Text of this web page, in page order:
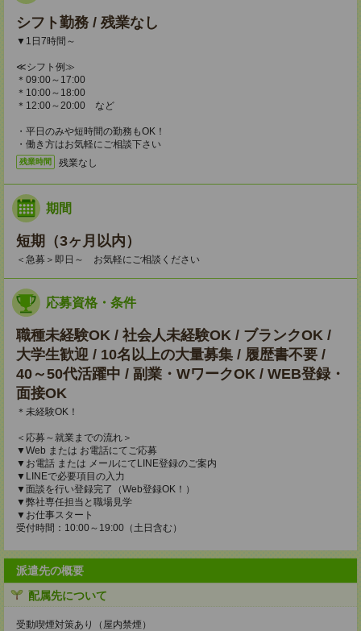
シフト勤務 / 残業なし
▼1日7時間～
≪シフト例≫
＊09:00～17:00
＊10:00～18:00
＊12:00～20:00 など
・平日のみや短時間の勤務もOK！
・働き方はお気軽にご相談下さい
残業時間 残業なし
期間
短期（3ヶ月以内）
＜急募＞即日～ お気軽にご相談ください
応募資格・条件
職種未経験OK / 社会人未経験OK / ブランクOK /
大学生歓迎 / 10名以上の大量募集 / 履歴書不要 /
40～50代活躍中 / 副業・WワークOK / WEB登録・
面接OK
＊未経験OK！
＜応募～就業までの流れ＞
▼Web または お電話にてご応募
▼お電話 または メールにてLINE登録のご案内
▼LINEで必要項目の入力
▼面談を行い登録完了（Web登録OK！）
▼弊社専任担当と職場見学
▼お仕事スタート
受付時間：10:00～19:00（土日含む）
派遣先の概要
配属先について
受動喫煙対策あり（屋内禁煙）